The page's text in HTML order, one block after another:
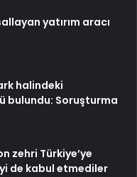
yatırım aracı
halindeki
bulundu: Soruşturma
zehri Türkiye’ye
de kabul etmediler